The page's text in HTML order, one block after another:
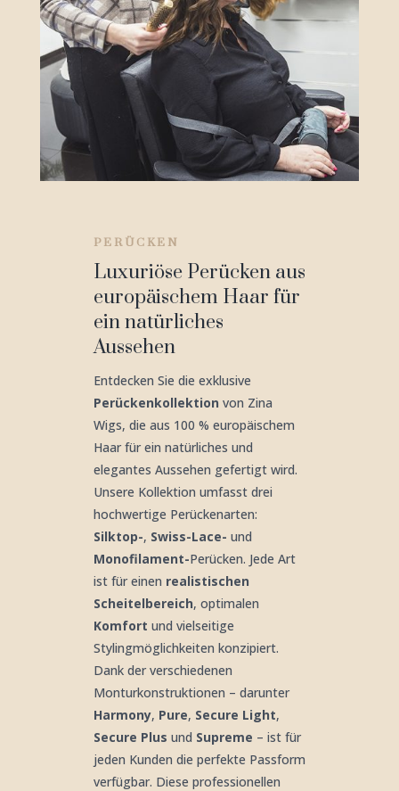
PERÜCKEN
Luxuriöse Perücken aus
europäischem Haar für
ein natürliches
Aussehen
Entdecken Sie die exklusive
Perückenkollektion von Zina
Wigs, die aus 100 % europäischem
Haar für ein natürliches und
elegantes Aussehen gefertigt wird.
Unsere Kollektion umfasst drei
hochwertige Perückenarten:
Silktop-, Swiss-Lace- und
Monofilament-Perücken. Jede Art
ist für einen realistischen
Scheitelbereich, optimalen
Komfort und vielseitige
Stylingmöglichkeiten konzipiert.
Dank der verschiedenen
Monturkonstruktionen – darunter
Harmony, Pure, Secure Light,
Secure Plus und Supreme – ist für
jeden Kunden die perfekte Passform
verfügbar. Diese professionellen